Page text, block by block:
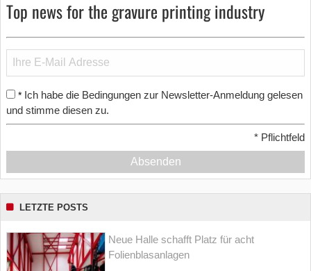
Top news for the gravure printing industry
* Ich habe die Bedingungen zur Newsletter-Anmeldung gelesen
und stimme diesen zu.
* Pflichtfeld
Absenden
LETZTE POSTS
Neue Halle schafft Platz für acht
Folienblasanlagen